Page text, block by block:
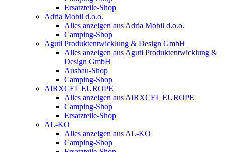
Ersatzteile-Shop
Adria Mobil d.o.o.
Alles anzeigen aus Adria Mobil d.o.o.
Camping-Shop
Aguti Produktentwicklung & Design GmbH
Alles anzeigen aus Aguti Produktentwicklung &
Design GmbH
Ausbau-Shop
Camping-Shop
AIRXCEL EUROPE
Alles anzeigen aus AIRXCEL EUROPE
Camping-Shop
Ersatzteile-Shop
AL-KO
Alles anzeigen aus AL-KO
Camping-Shop